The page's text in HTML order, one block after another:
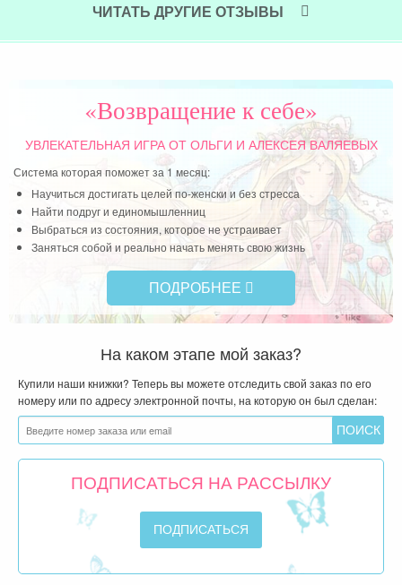
ЧИТАТЬ ДРУГИЕ ОТЗЫВЫ
«Возвращение к себе»
УВЛЕКАТЕЛЬНАЯ ИГРАОТ ОЛЬГИ И АЛЕКСЕЯ ВАЛЯЕВЫХ
Система которая поможет за 1 месяц:
Научиться достигать целей по-женски и без стресса
Найти подруг и единомышленниц
Выбраться из состояния, которое не устраивает
Заняться собой и реально начать менять свою жизнь
ПОДРОБНЕЕ
На каком этапе мой заказ?
Купили наши книжки? Теперь вы можете отследить свой заказ по его
номеру или по адресу электронной почты, на которую он был сделан:
ПОДПИСАТЬСЯ НА РАССЫЛКУ